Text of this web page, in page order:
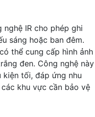
IR cho phép ghi
sáng hoặc ban đêm.
thể cung cấp hình ảnh
đen. Công nghệ này
tối, đáp ứng nhu
khu vực cần bảo vệ